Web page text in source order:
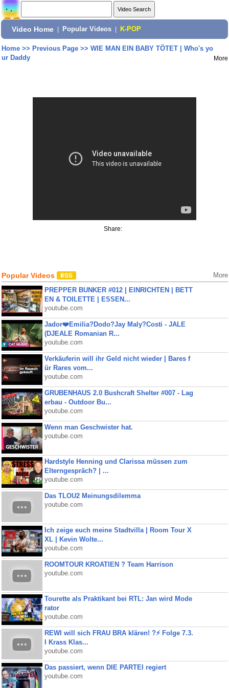
Video Home Popular Videos K-POP
Home>> Previous Page>> WIE MAN EIN BABY TÖTET | Who's yo
ur Daddy
More
Share:
Popular Videos More
PREPPER BUNKER #012 | EINRICHTEN | BETT
EN & TOILETTE | ESSEN...
youtube.com
Jador❤️Emilia?Dodo?Jay Maly?Costi - JALE
(DJEALE Romanian R...
youtube.com
Verkäuferin will ihr Geld nicht wieder | Bares f
ür Rares vom...
youtube.com
GRUBENHAUS 2.0 Bushcraft Shelter #007 - Lag
erbau - Outdoor Bu...
youtube.com
Wenn man Geschwister hat.
youtube.com
Hardstyle Henning und Clarissa müssen zum
Elterngespräch? | ...
youtube.com
Das TLOU2 Meinungsdilemma
youtube.com
Ich zeige euch meine Stadtvilla | Room Tour X
XL | Kevin Wolte...
youtube.com
ROOMTOUR KROATIEN ? Team Harrison
youtube.com
Tourette als Praktikant bei RTL: Jan wird Mode
rator
youtube.com
REWI will sich FRAU BRA klären! ?⚡️ Folge 7.3.
I Krass Klas...
youtube.com
Das passiert, wenn DIE PARTEI regiert
youtube.com